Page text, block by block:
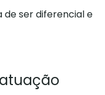
de ser diferencial e